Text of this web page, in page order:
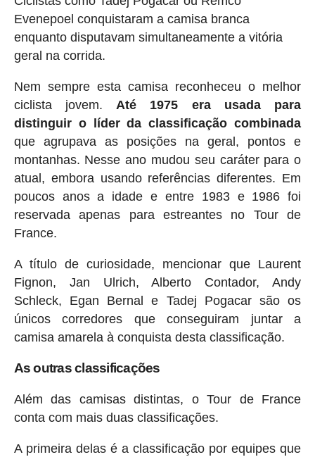
Evenepoel conquistaram a camisa branca
enquanto disputavam simultaneamente a vitória
geral na corrida.
Nem sempre esta camisa reconheceu o melhor
ciclista jovem.Até 1975 era usada para
distinguir o líder da classificação combinada
que agrupava as posições na geral, pontos e
montanhas. Nesse ano mudou seu caráter para o
atual, embora usando referências diferentes. Em
poucos anos a idade e entre 1983 e 1986 foi
reservada apenas para estreantes no Tour de
France.
A título de curiosidade, mencionar que Laurent
Fignon, Jan Ulrich, Alberto Contador, Andy
Schleck, Egan Bernal e Tadej Pogacar são os
únicos corredores que conseguiram juntar a
camisa amarela à conquista desta classificação.
As outras classificações
Além das camisas distintas, o Tour de France
conta com mais duas classificações.
A primeira delas é a classificação por equipes que